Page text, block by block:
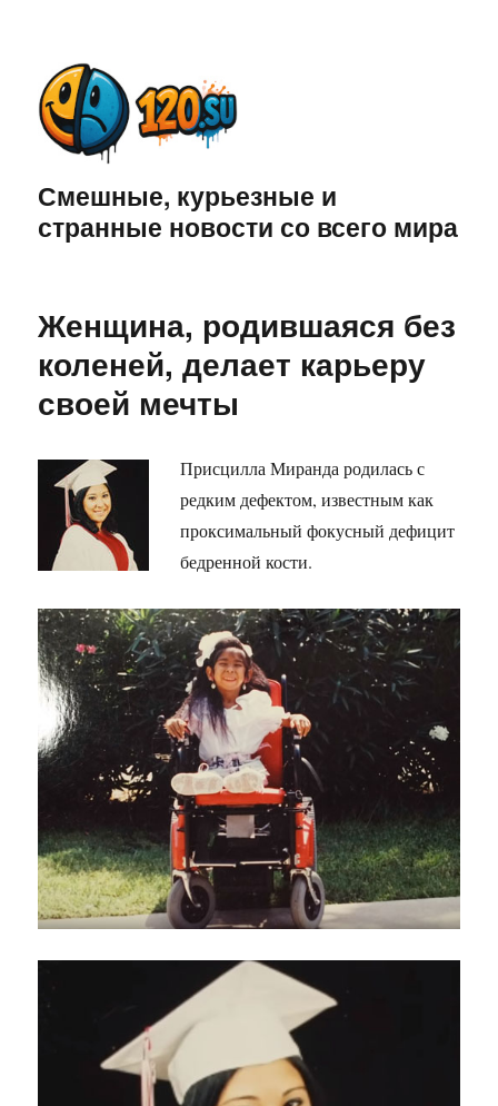
Смешные, курьезные и
странные новости со всего мира
Женщина, родившаяся без
коленей, делает карьеру
своей мечты
Присцилла Миранда родилась с
редким дефектом, известным как
проксимальный фокусный дефицит
бедренной кости.